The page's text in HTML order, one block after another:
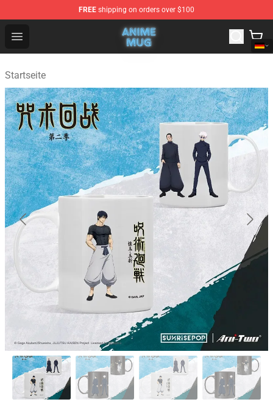
FREE shipping on orders over $100
Open menu
Anime Mug Shop - The Best Store of Anime Mug
Startseite